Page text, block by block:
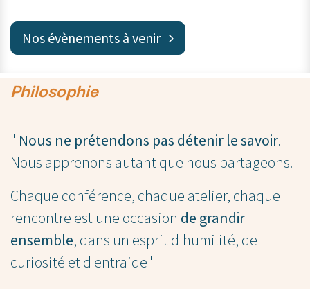
Nos évènements à venir
Philosophie
" Nous ne prétendons pas détenir le savoir.
Nous apprenons autant que nous partageons.
Chaque conférence, chaque atelier, chaque
rencontre est une occasion de grandir
ensemble, dans un esprit d'humilité, de
curiosité et d'entraide"